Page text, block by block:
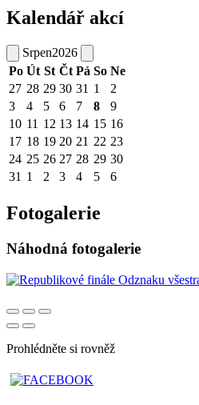
Kalendář akcí
Srpen2026
Po Út St Čt Pá So Ne
27 28 29 30 31 1
2
3
4 5 6 7 8
9
10 11 12 13 14 15 16
17 18 19 20 21 22 23
24 25 26 27 28 29 30
31 1 2 3 4 5 6
Fotogalerie
Náhodná fotogalerie
Prohlédněte si rovněž